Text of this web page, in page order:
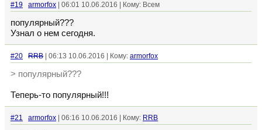
#19 armorfox | 06:01 10.06.2016 | Кому: Всем
популярный???
Узнал о нем сегодня.
#20 RRB | 06:13 10.06.2016 | Кому: armorfox
> популярный???
Теперь-то популярный!!!
#21 armorfox | 06:16 10.06.2016 | Кому: RRB